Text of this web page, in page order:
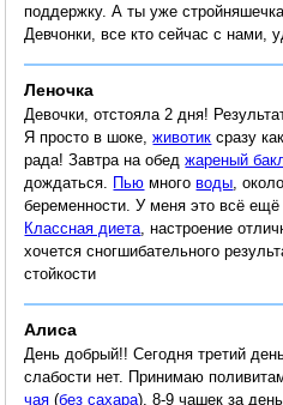
поддержку. А ты уже
Девчонки, все кто сейчас с нами,
Леночка
Девочки, отстояла 2 дня!
Я просто в шоке,животик сразу
рада! Завтра на обеджареный
дождаться.
Пью многоводы ,
беременности. У меня это всё
Классная диета , настроение
хочется сногшибательного
стойкости
Алиса
День добрый!! Сегодня третий
слабости нет. Принимаю
чая (без сахара), 8-9 чашек за день.